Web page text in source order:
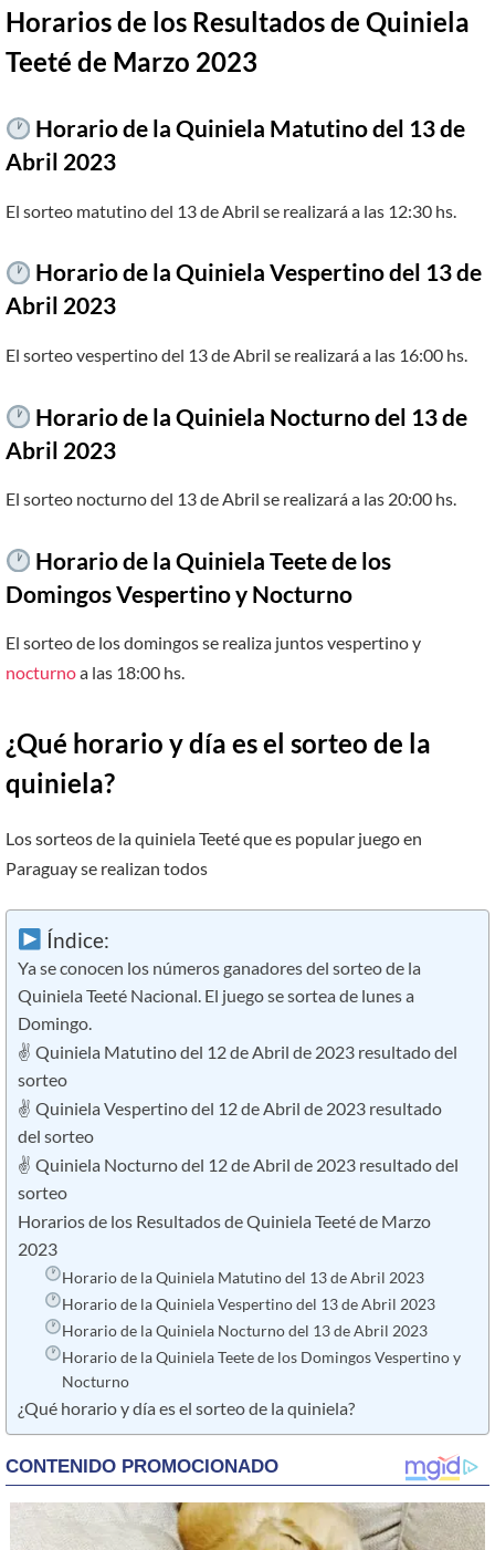
Horarios de los Resultados de Quiniela
Teeté de Marzo 2023
Horario de la Quiniela Matutino del 13 de
Abril 2023
El sorteo matutino del 13 de Abril se realizará a las 12:30 hs.
Horario de la Quiniela Vespertino del 13 de
Abril 2023
El sorteo vespertino del 13 de Abril se realizará a las 16:00 hs.
Horario de la Quiniela Nocturno del 13 de
Abril 2023
El sorteo nocturno del 13 de Abril se realizará a las 20:00 hs.
Horario de la Quiniela Teete de los
Domingos Vespertino y Nocturno
El sorteo de los domingos se realiza juntos vespertino y
nocturnoa las 18:00 hs.
¿Qué horario y día es el sorteo de la
quiniela?
Los sorteos de la quiniela Teeté que es popular juego en
Paraguay se realizan todos
Índice:
Ya se conocen los números ganadores del sorteo de la
Quiniela Teeté Nacional. El juego se sortea de lunes a
Domingo.
✌ Quiniela Matutino del 12 de Abril de 2023 resultado del
sorteo
✌ Quiniela Vespertino del 12 de Abril de 2023 resultado
del sorteo
✌ Quiniela Nocturno del 12 de Abril de 2023 resultado del
sorteo
Horarios de los Resultados de Quiniela Teeté de Marzo
2023
Horario de la Quiniela Matutino del 13 de Abril 2023
Horario de la Quiniela Vespertino del 13 de Abril 2023
Horario de la Quiniela Nocturno del 13 de Abril 2023
Horario de la Quiniela Teete de los Domingos Vespertino y
Nocturno
¿Qué horario y día es el sorteo de la quiniela?